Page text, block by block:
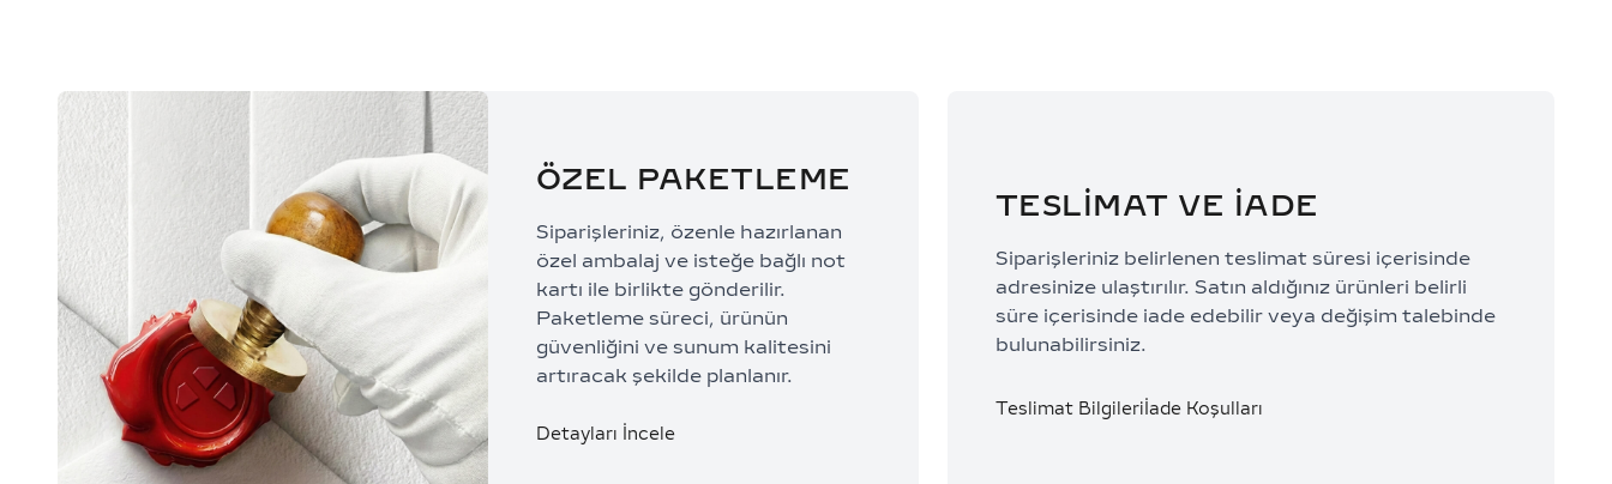
ÖZEL PAKETLEME
Siparişleriniz, özenle hazırlanan
özel ambalaj ve isteğe bağlı not
kartı ile birlikte gönderilir.
Paketleme süreci, ürünün
güvenliğini ve sunum kalitesini
artıracak şekilde planlanır.
Detayları İncele
TESLİMAT VE İADE
Siparişleriniz belirlenen teslimat süresi içerisinde
adresinize ulaştırılır. Satın aldığınız ürünleri belirli
süre içerisinde iade edebilir veya değişim talebinde
bulunabilirsiniz.
Teslimat Bilgileri İade Koşulları